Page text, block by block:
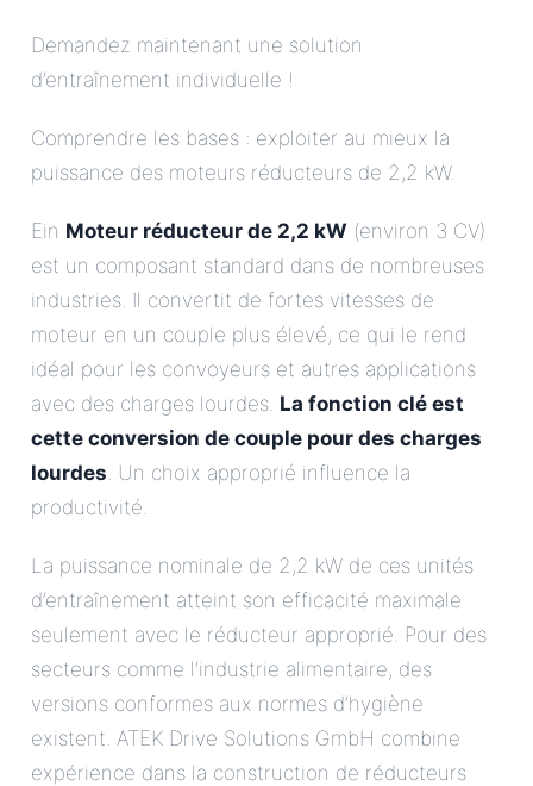
Demandez maintenant une solution
d’entraînement individuelle !
Comprendre les bases : exploiter au mieux la
puissance des moteurs réducteurs de 2,2 kW.
Ein Moteur réducteur de 2,2 kW (environ 3 CV)
est un composant standard dans de nombreuses
industries. Il convertit de fortes vitesses de
moteur en un couple plus élevé, ce qui le rend
idéal pour les convoyeurs et autres applications
avec des charges lourdes. La fonction clé est
cette conversion de couple pour des charges
lourdes. Un choix approprié influence la
productivité.
La puissance nominale de 2,2 kW de ces unités
d’entraînement atteint son efficacité maximale
seulement avec le réducteur approprié. Pour des
secteurs comme l’industrie alimentaire, des
versions conformes aux normes d’hygiène
existent. ATEK Drive Solutions GmbH combine
expérience dans la construction de réducteurs